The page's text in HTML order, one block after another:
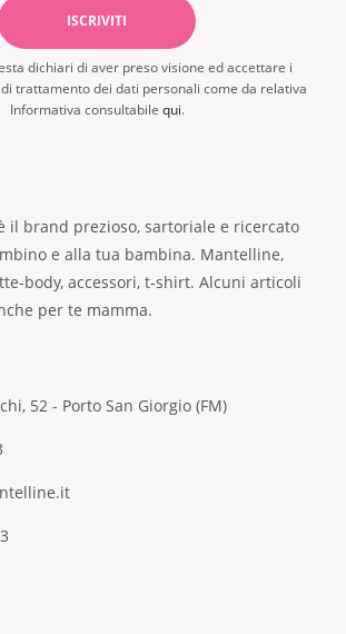
dichiari di aver preso visione ed accettare i
trattamento dei dati personali come da relativa
Informativa consultabile qui.
il brand prezioso, sartoriale e ricercato
e alla tua bambina. Mantelline,
body, accessori, t-shirt. Alcuni articoli
per te mamma.
52 - Porto San Giorgio (FM)